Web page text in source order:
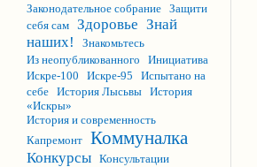
Законодательное собрание Защити
себя сам Здоровье Знай
наших!
Знакомьтесь
Из неопубликованного
Инициатива
Искре-100
Искре-95
Испытано на
себе История Лысьвы История
«Искры»
История и современность
Капремонт Коммуналка
Конкурсы Консультации